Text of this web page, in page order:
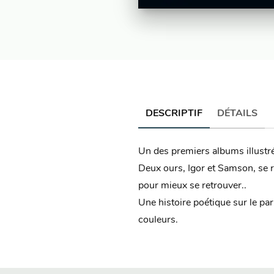
DESCRIPTIF DÉTAILS
Un des premiers albums
Deux ours, Igor et Samson, se
pour mieux se retrouver..
Une histoire poétique sur le
couleurs.